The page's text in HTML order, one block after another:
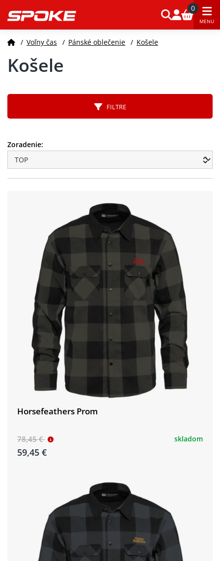
0
MENU
/ Voľny čas / Pánské oblečenie / Košele
Košele
FILTRE
Zoradenie:
Horsefeathers Prom
78,45 €
59,45 €
skladom